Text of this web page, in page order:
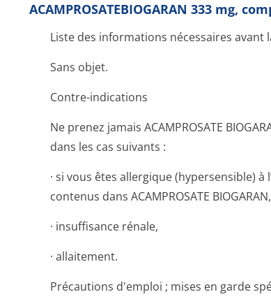
ACAMPROSATEBIOGARAN 333 mg,
Liste des informations nécessaires avant
Sans objet.
Contre-indications
Ne prenez jamais ACAMPROSATE
dans les cas suivants :
· si vous êtes allergique (hypersensible)
contenus dans ACAMPROSATE BIOGARAN,
· insuffisance rénale,
· allaitement.
Précautions d'emploi ; mises en garde